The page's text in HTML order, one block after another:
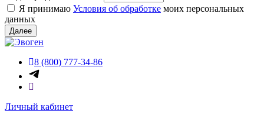
Я принимаю Условия об обработке моих персональных
данных
Далее
8 (800) 777-34-86
Личный кабинет